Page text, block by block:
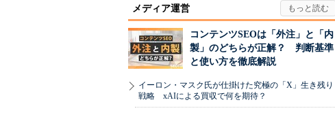
メディア運営
コンテンツSEOは「外注」と「内
製」のどちらが正解？ 判断基準
と使い方を徹底解説
イーロン・マスク氏が仕掛けた究極の「X」生き残り
戦略 xAIによる買収で何を期待？